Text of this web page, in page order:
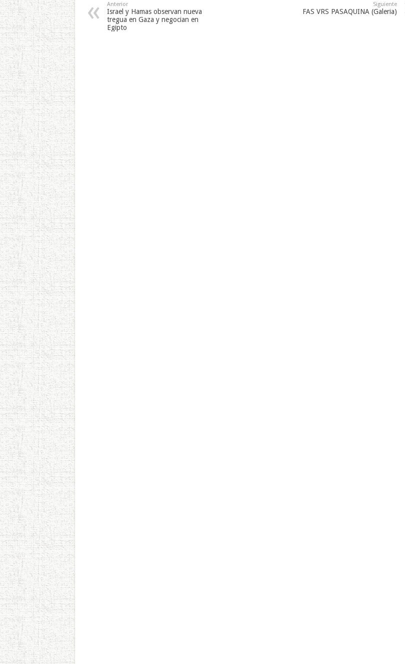
Anterior
Israel y Hamas observan nueva
tregua en Gaza y negocian en
Egipto
Siguiente
FAS VRS PASAQUINA (Galeria)